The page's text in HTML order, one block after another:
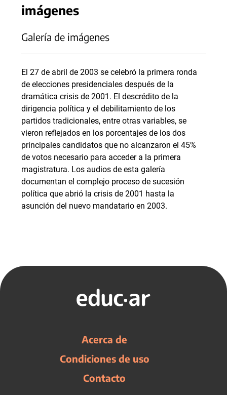
imágenes
Galería de imágenes
El 27 de abril de 2003 se celebró la primera ronda
de elecciones presidenciales después de la
dramática crisis de 2001. El descrédito de la
dirigencia política y el debilitamiento de los
partidos tradicionales, entre otras variables, se
vieron reflejados en los porcentajes de los dos
principales candidatos que no alcanzaron el 45%
de votos necesario para acceder a la primera
magistratura. Los audios de esta galería
documentan el complejo proceso de sucesión
política que abrió la crisis de 2001 hasta la
asunción del nuevo mandatario en 2003.
Acerca de
Condiciones de uso
Contacto